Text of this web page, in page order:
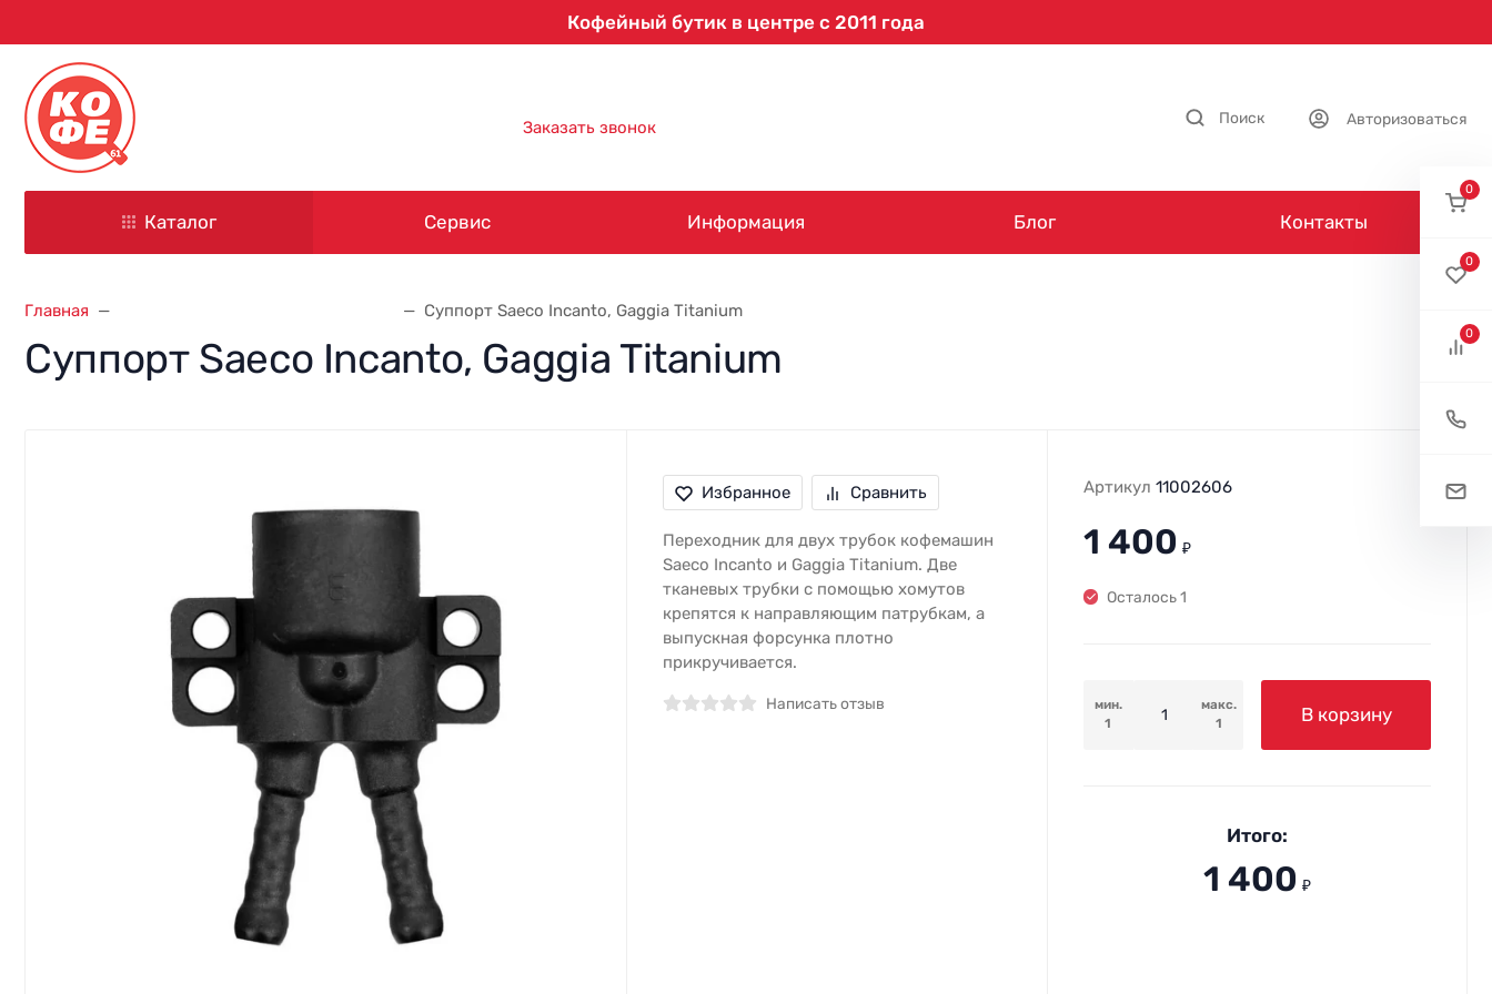
Кофейный бутик в центре с 2011 года
Заказать звонок Поиск Авторизоваться
Каталог Сервис Информация Блог Контакты
Главная Суппорт Saeco Incanto, Gaggia Titanium
Суппорт Saeco Incanto, Gaggia Titanium
Избранное Сравнить
Переходник для двух трубок кофемашин
Saeco Incanto и Gaggia Titanium. Две
тканевых трубки с помощью хомутов
крепятся к направляющим патрубкам, а
выпускная форсунка плотно
прикручивается.
Написать отзыв
Артикул 11002606
1 400 ₽
Осталось 1
мин.
1
макс.
1
В корзину
Итого:
1 400 ₽
0
0
0